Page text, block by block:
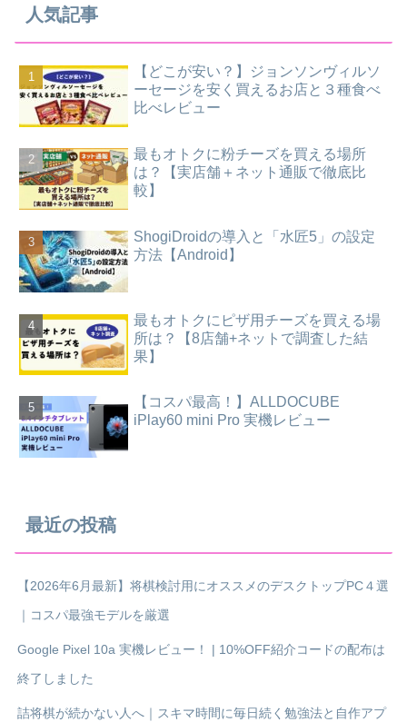
人気記事
【どこが安い？】ジョンソンヴィルソ
ーセージを安く買えるお店と３種食べ
比べレビュー
最もオトクに粉チーズを買える場所
は？【実店舗＋ネット通販で徹底比
較】
ShogiDroidの導入と「水匠5」の設定
方法【Android】
最もオトクにピザ用チーズを買える場
所は？【8店舗+ネットで調査した結
果】
【コスパ最高！】ALLDOCUBE
iPlay60 mini Pro 実機レビュー
最近の投稿
【2026年6月最新】将棋検討用にオススメのデスクトップPC４選
｜コスパ最強モデルを厳選
Google Pixel 10a 実機レビュー！ | 10%OFF紹介コードの配布は
終了しました
詰将棋が続かない人へ｜スキマ時間に毎日続く勉強法と自作アプ